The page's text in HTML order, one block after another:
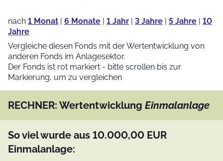
nach 1 Monat | 6 Monate | 1 Jahr | 3 Jahre | 5 Jahre | 10
Jahre
Vergleiche diesen Fonds mit der Wertentwicklung von
anderen Fonds im Anlagesektor.
Der Fonds ist rot markiert - bitte scrollen bis zur
Markierung, um zu vergleichen
RECHNER: Wertentwicklung Einmalanlage
So viel wurde aus 10.000,00 EUR
Einmalanlage: